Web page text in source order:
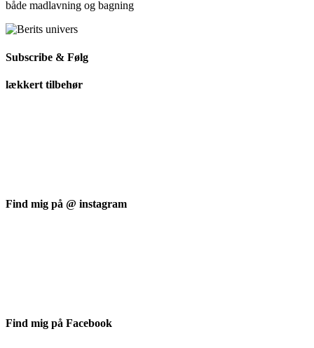
både madlavning og bagning
Subscribe & Følg
lækkert tilbehør
Find mig på @ instagram
Find mig på Facebook